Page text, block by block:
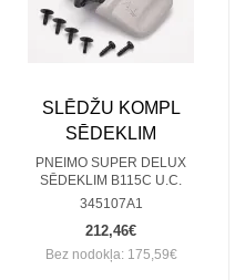
SLĒDŽU KOMPL
SĒDEKLIM
PNEIMO SUPER DELUX
SĒDEKLIM B115C U.C.
345107A1
212,46€
Bez nodokļa: 175,59€